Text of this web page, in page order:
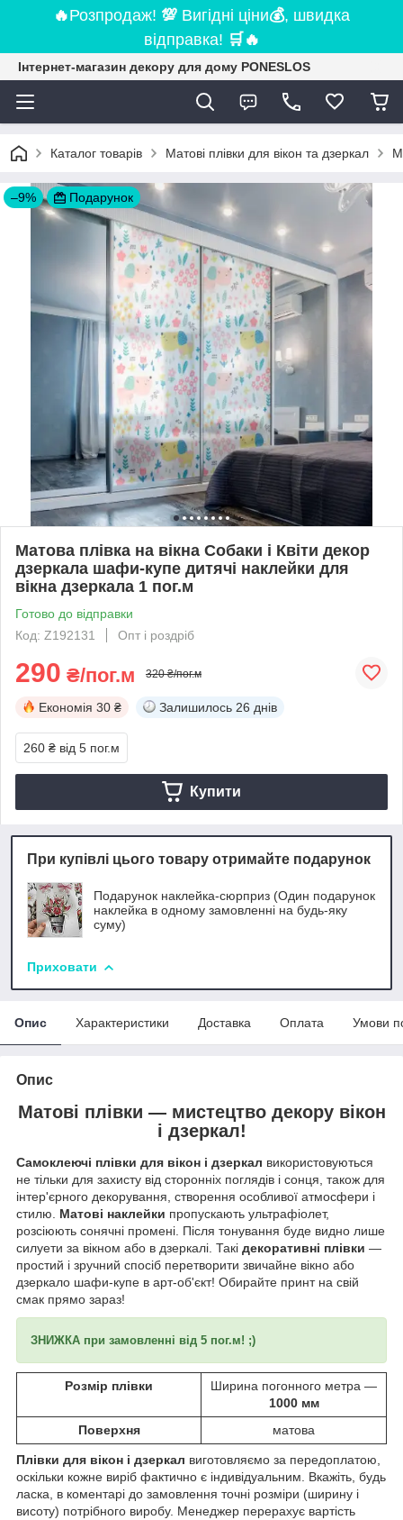
🔥Розпродаж! 💯 Вигідні ціни💰, швидка
відправка! 🛒 🔥
Інтернет-магазин декору для дому PONESLOS
Каталог товарів Матові плівки для вікон та дзеркал
–9% Подарунок
Матова плівка на вікна Собаки і Квіти декор
дзеркала шафи-купе дитячі наклейки для
вікна дзеркала 1 пог.м
Готово до відправки
Код: Z192131
Опт і роздріб
290 ₴/пог.м 320 ₴/пог.м
Економія 30 ₴ Залишилось 26 днів
260 ₴ від 5 пог.м
Купити
При купівлі цього товару отримайте подарунок
Подарунок наклейка-сюрприз (Один подарунок
наклейка в одному замовленні на будь-яку
суму)
Приховати
Опис Характеристики Доставка Оплата Умови
Опис
Матові плівки — мистецтво декору вікон
і дзеркал!
Самоклеючі плівки для вікон і дзеркал використовуються
не тільки для захисту від сторонніх поглядів і сонця, також для
інтер'єрного декорування, створення особливої атмосфери і
стилю. Матові наклейки пропускають ультрафіолет,
розсіюють сонячні промені. Після тонування буде видно лише
силуети за вікном або в дзеркалі. Такі декоративні плівки ―
простий і зручний спосіб перетворити звичайне вікно або
дзеркало шафи-купе в арт-об'єкт! Обирайте принт на свій
смак прямо зараз!
ЗНИЖКА при замовленні від 5 пог.м! ;)
Розмір плівки
Ширина погонного метра —
1000 мм
Поверхня
матова
Плівки для вікон і дзеркал виготовляємо за передоплатою,
оскільки кожне виріб фактично є індивідуальним. Вкажіть, будь
ласка, в коментарі до замовлення точні розміри (ширину і
висоту) потрібного виробу. Менеджер перерахує вартість